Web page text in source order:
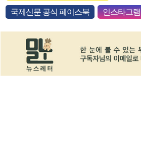
국제신문 공식 페이스북 인스타그램